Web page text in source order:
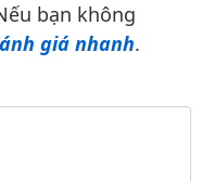
bạn không
giá nhanh.